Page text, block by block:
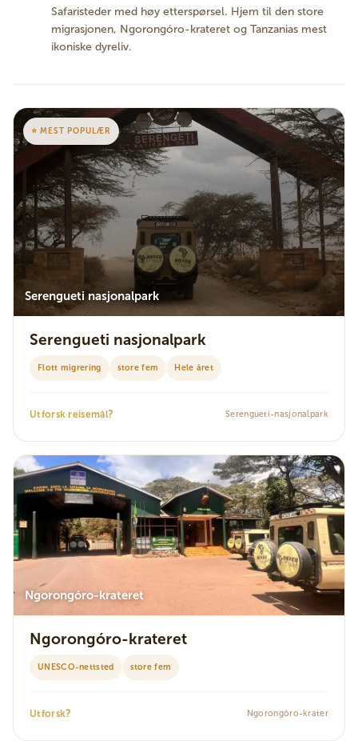
Safaristeder med høy etterspørsel. Hjem til den store
migrasjonen, Ngorongóro-krateret og Tanzanias mest
ikoniske dyreliv.
⭐ MEST POPULÆR
Serengueti nasjonalpark
Serengueti nasjonalpark
Flott migrering store fem Hele året
Utforsk reisemål? Serengueti-nasjonalpark
Ngorongóro-krateret
Ngorongóro-krateret
UNESCO-nettsted store fem
Utforsk? Ngorongóro-krater